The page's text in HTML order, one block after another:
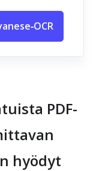
PDF-
hyödyt